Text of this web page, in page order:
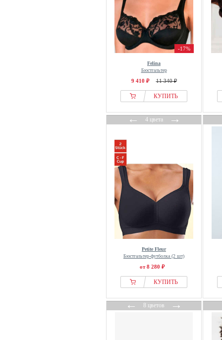
-17%
Felina
Бюстгальтер
9 410 ₽ 11 340 ₽
КУПИТЬ
←4 цвета→
Petite Fleur
Бюстгальтер-футболка (2 шт)
от 8 280 ₽
КУПИТЬ
←8 цветов→